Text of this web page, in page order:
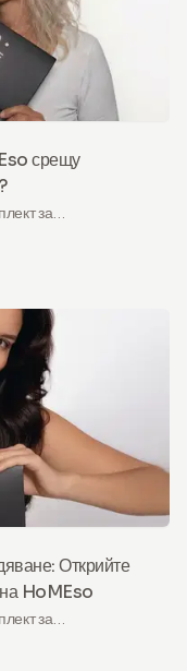
срещу
за
Открийте
на HoMEso
за
безболезнено